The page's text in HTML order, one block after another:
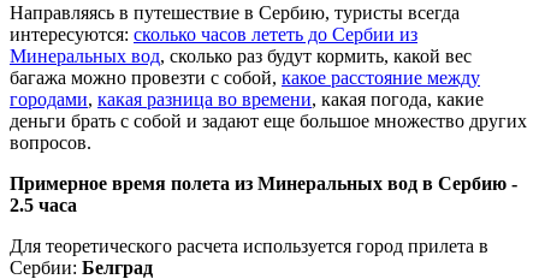
Направляясь в путешествие в Сербию, туристы всегда
интересуются: сколько часов лететь до Сербии из
Минеральных вод, сколько раз будут кормить, какой вес
багажа можно провезти с собой, какое расстояние между
городами, какая разница во времени, какая погода, какие
деньги брать с собой и задают еще большое множество других
вопросов.
Примерное время полета из Минеральных вод в Сербию -
2.5 часа
Для теоретического расчета используется город прилета в
Сербии: Белград